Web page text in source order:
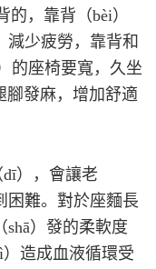
，靠背（bèi）
減少疲勞，靠背和
的座椅要寬，久坐
腳發麻，增加舒適
），會讓老
困難。對於座麵長
）發的柔軟度
造成血液循環受